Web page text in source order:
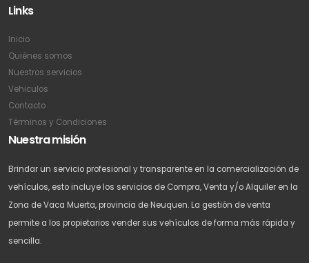
Links
Inicio
Quiénes somos
Nuestros servicios
Vehiculos
Contacto
Términos y Condiciones
Nuestra misión
Brindar un servicio profesional y transparente en la comercialización de
vehículos, esto incluye los servicios de Compra, Venta y/o Alquiler en la
Zona de Vaca Muerta, provincia de Neuquen. La gestión de venta
permite a los propietarios vender sus vehículos de forma más rápida y
sencilla.